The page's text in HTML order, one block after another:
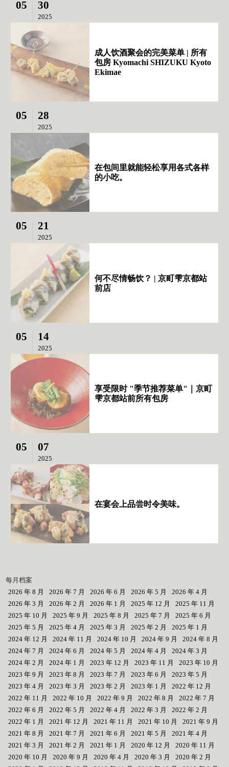
05 30
2025
成人饮酒聚会的完美菜单 | 所有
包房 Kyomachi SHIZUKU Kyoto
Ekimae
05 28
2025
在包间里就能轻松享用各式各样
的小吃。
05 21
2025
何不尽情畅饮？ | 京町雫京都站
前店
05 14
2025
享受限时 "季节推荐菜单"｜京町
雫京都站前所有包房
05 07
2025
在宴会上品尝时令美味。
每月档案
2026 年 8 月
2026 年 7 月 2026 年 6 月 2026 年 5 月
2026 年 4 月
2026 年 3 月
2026 年 2 月 2026 年 1 月 2025 年 12 月
2025 年 11 月
2025 年 10 月
2025 年 9 月 2025 年 8 月 2025 年 7 月
2025 年 6 月
2025 年 5 月
2025 年 4 月 2025 年 3 月 2025 年 2 月
2025 年 1 月
2024 年 12 月
2024 年 11 月 2024 年 10 月 2024 年 9 月
2024 年 8 月
2024 年 7 月
2024 年 6 月 2024 年 5 月 2024 年 4 月
2024 年 3 月
2024 年 2 月
2024 年 1 月 2023 年 12 月 2023 年 11 月
2023 年 10 月
2023 年 9 月
2023 年 8 月 2023 年 7 月 2023 年 6 月
2023 年 5 月
2023 年 4 月
2023 年 3 月 2023 年 2 月 2023 年 1 月
2022 年 12 月
2022 年 11 月
2022 年 10 月 2022 年 9 月 2022 年 8 月
2022 年 7 月
2022 年 6 月
2022 年 5 月 2022 年 4 月 2022 年 3 月
2022 年 2 月
2022 年 1 月
2021 年 12 月 2021 年 11 月 2021 年 10 月
2021 年 9 月
2021 年 8 月
2021 年 7 月 2021 年 6 月 2021 年 5 月
2021 年 4 月
2021 年 3 月
2021 年 2 月 2021 年 1 月 2020 年 12 月
2020 年 11 月
2020 年 10 月
2020 年 9 月 2020 年 4 月 2020 年 3 月
2020 年 2 月